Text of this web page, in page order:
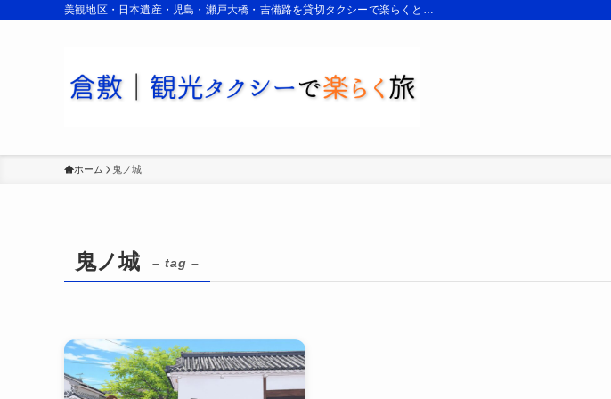
美観地区・日本遺産・児島・瀬戸大橋・吉備路を貸切タクシーで楽らくと…
ホーム 鬼ノ城
鬼ノ城 – tag –